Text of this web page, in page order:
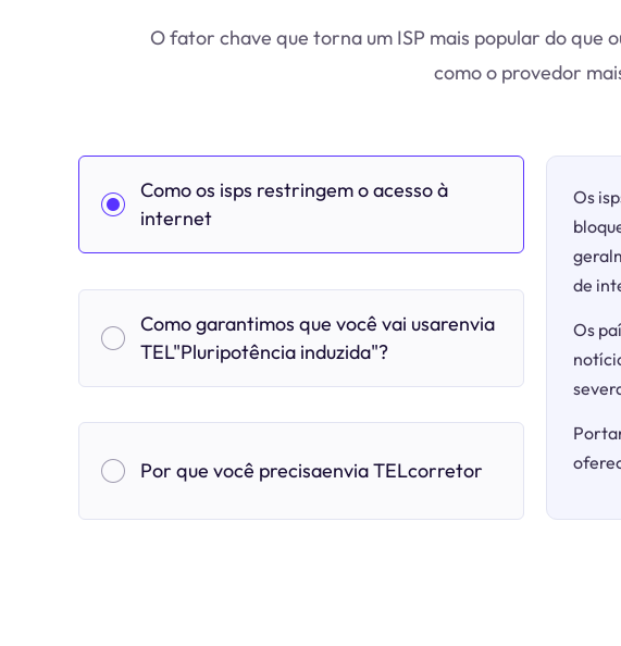
O fator chave que torna um ISP mais popular do que
como o provedor
Como os isps restringem o acesso à
internet
Como garantimos que você vai usarenvia
TEL"Pluripotência induzida"?
Por que você precisaenvia TELcorretor
Os
de
Os